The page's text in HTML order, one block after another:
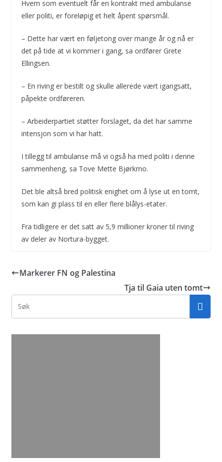
Hvem som eventuelt får en kontrakt med ambulanse
eller politi, er foreløpig et helt åpent spørsmål.
– Dette har vært en føljetong over mange år og nå er
det på tide at vi kommer i gang, sa ordfører Grete
Ellingsen.
– En riving er bestilt og skulle allerede vært igangsatt,
påpekte ordføreren.
– Arbeiderpartiet støtter forslaget, da det har samme
intensjon som vi har hatt.
I tillegg til ambulanse må vi også ha med politi i denne
sammenheng, sa Tove Mette Bjørkmo.
Det ble altså bred politisk enighet om å lyse ut en tomt,
som kan gi plass til en eller flere blålys-etater.
Fra tidligere er det satt av 5,9 millioner kroner til riving
av deler av Nortura-bygget.
Markerer FN og Palestina
Tja til Gaia uten tomt